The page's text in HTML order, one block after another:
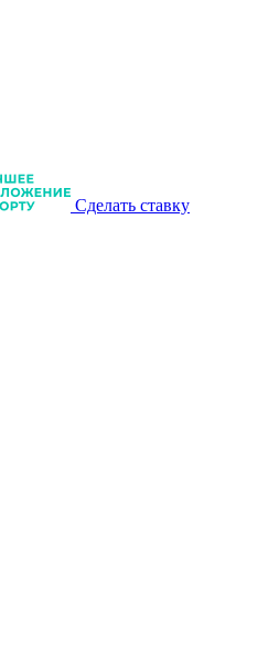
Сделать ставку